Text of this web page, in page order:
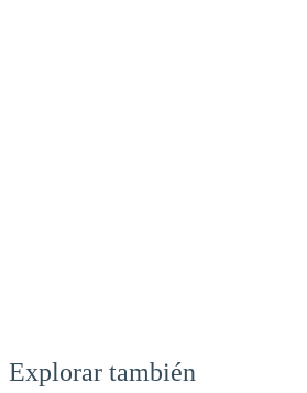
Explorar también